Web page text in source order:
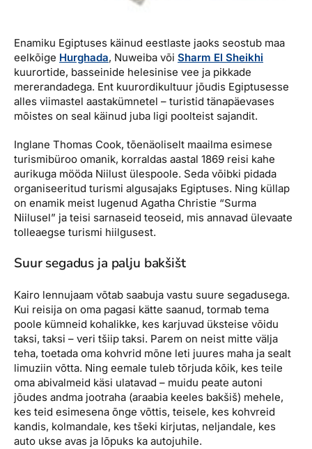
Enamiku Egiptuses käinud eestlaste jaoks seostub maa
eelkõige Hurghada, Nuweiba või Sharm El Sheikhi
kuurortide, basseinide helesinise vee ja pikkade
mererandadega. Ent kuurordikultuur jõudis Egiptusesse
alles viimastel aastakümnetel – turistid tänapäevases
mõistes on seal käinud juba ligi poolteist sajandit.
Inglane Thomas Cook, tõenäoliselt maailma esimese
turismibüroo omanik, korraldas aastal 1869 reisi kahe
aurikuga mööda Niilust ülespoole. Seda võibki pidada
organiseeritud turismi algusajaks Egiptuses. Ning küllap
on enamik meist lugenud Agatha Christie “Surma
Niilusel” ja teisi sarnaseid teoseid, mis annavad ülevaate
tolleaegse turismi hiilgusest.
Suur segadus ja palju bakšišt
Kairo lennujaam võtab saabuja vastu suure segadusega.
Kui reisija on oma pagasi kätte saanud, tormab tema
poole kümneid kohalikke, kes karjuvad üksteise võidu
taksi, taksi – veri tšiip taksi. Parem on neist mitte välja
teha, toetada oma kohvrid mõne leti juures maha ja sealt
limuziin võtta. Ning eemale tuleb tõrjuda kõik, kes teile
oma abivalmeid käsi ulatavad – muidu peate autoni
jõudes andma jootraha (araabia keeles bakšiš) mehele,
kes teid esimesena õnge võttis, teisele, kes kohvreid
kandis, kolmandale, kes tšeki kirjutas, neljandale, kes
auto ukse avas ja lõpuks ka autojuhile.